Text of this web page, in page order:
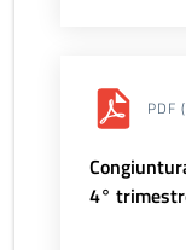
PDF
4°